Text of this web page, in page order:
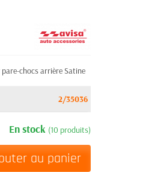
chocs arrière Satine
2/35036
En stock (10 produits)
au panier